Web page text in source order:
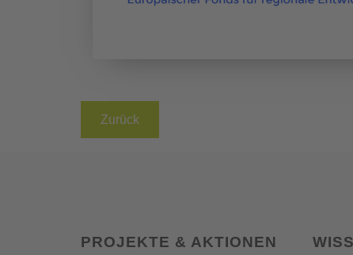
Zurück
PROJEKTE & AKTIONEN